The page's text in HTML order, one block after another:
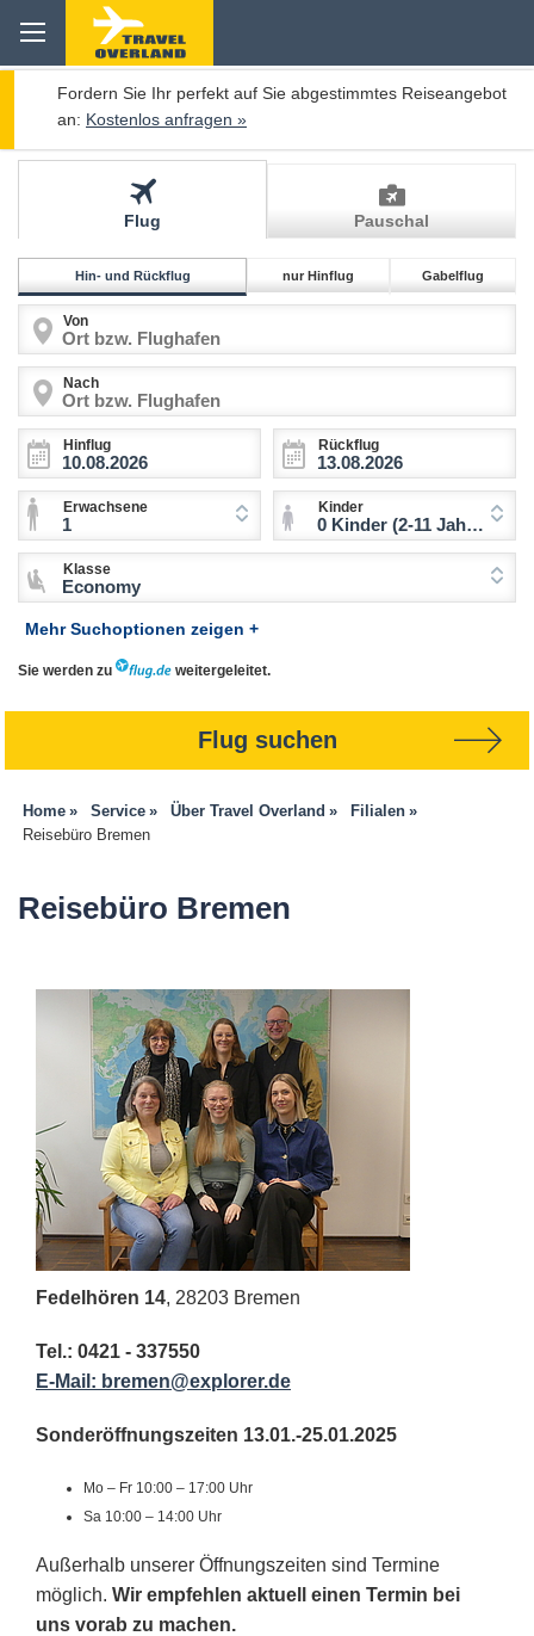
Fordern Sie Ihr perfekt auf Sie abgestimmtes Reiseangebot
an: Kostenlos anfragen »
Flug Pauschal
Hin- und Rückflug nur Hinflug Gabelflug
Von
Nach
Hinflug Rückflug
Erwachsene
1
Kinder
0 Kinder (2-11 Jahre)
Klasse
Economy
Mehr Suchoptionen zeigen +
Sie werden zu weitergeleitet.
Flug suchen
Home Service Über Travel Overland
Filialen
Reisebüro Bremen
Reisebüro Bremen
Fedelhören 14, 28203 Bremen
Tel.: 0421 - 337550
E-Mail: bremen@explorer.de
Sonderöffnungszeiten 13.01.-25.01.2025
Mo – Fr 10:00 – 17:00 Uhr
Sa 10:00 – 14:00 Uhr
Außerhalb unserer Öffnungszeiten sind Termine
möglich. Wir empfehlen aktuell einen Termin bei
uns vorab zu machen.